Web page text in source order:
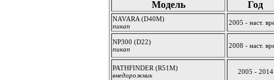
Модель Год
NAVARA (D40M)
пикап
2005 - наст.
NP300 (D22)
пикап
2008 - наст.
PATHFINDER (R51M)
внедорожник
2005 - 2014